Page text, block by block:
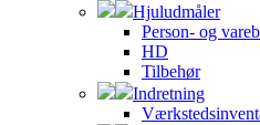
Hjuludmåler
Person- og
HD
Tilbehør
Indretning